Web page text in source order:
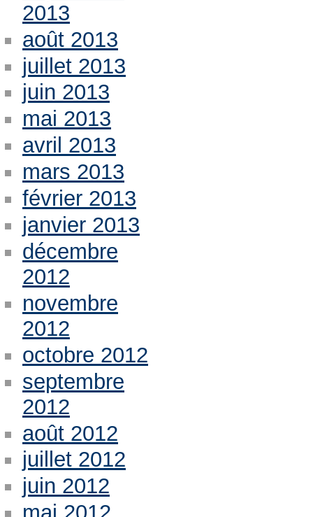
2013
août 2013
juillet 2013
juin 2013
mai 2013
avril 2013
mars 2013
février 2013
janvier 2013
décembre
2012
novembre
2012
octobre 2012
septembre
2012
août 2012
juillet 2012
juin 2012